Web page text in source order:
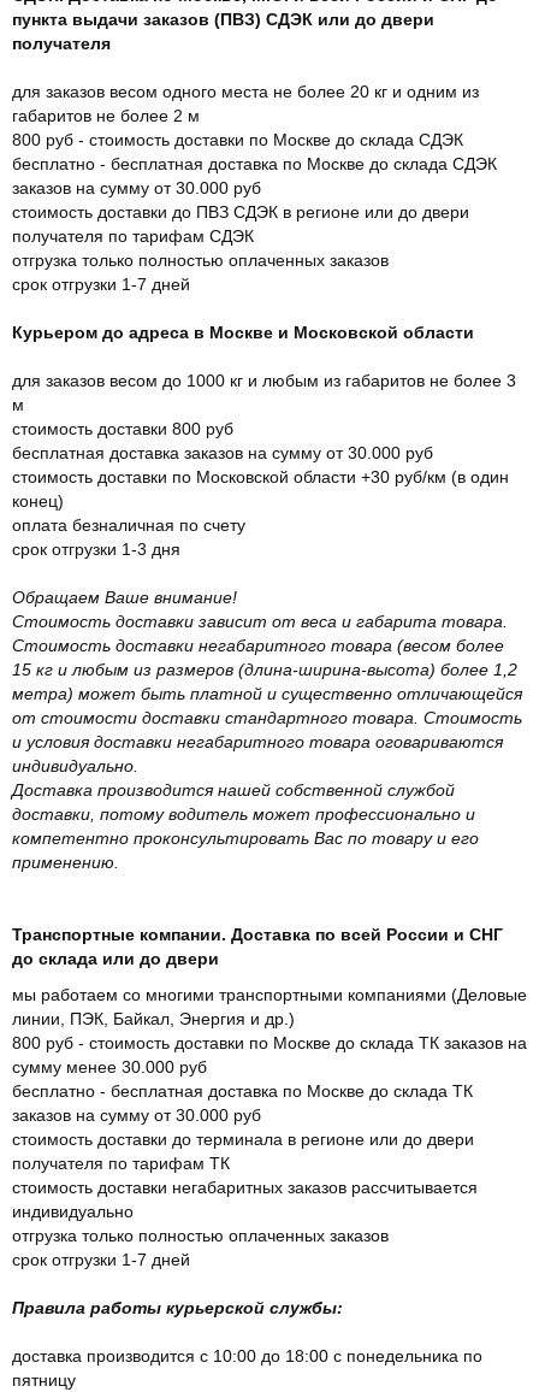
пункта выдачи заказов (ПВЗ) СДЭК или до двери
получателя
для заказов весом одного места не более 20 кг и одним из
габаритов не более 2 м
800 руб - стоимость доставки по Москве до склада СДЭК
бесплатно - бесплатная доставка по Москве до склада СДЭК
заказов на сумму от 30.000 руб
стоимость доставки до ПВЗ СДЭК в регионе или до двери
получателя по тарифам СДЭК
отгрузка только полностью оплаченных заказов
срок отгрузки 1-7 дней
Курьером до адреса в Москве и Московской области
для заказов весом до 1000 кг и любым из габаритов не более 3
м
стоимость доставки 800 руб
бесплатная доставка заказов на сумму от 30.000 руб
стоимость доставки по Московской области +30 руб/км (в один
конец)
оплата безналичная по счету
срок отгрузки 1-3 дня
Обращаем Ваше внимание!
Стоимость доставки зависит от веса и габарита товара.
Стоимость доставки негабаритного товара (весом более
15 кг и любым из размеров (длина-ширина-высота) более 1,2
метра) может быть платной и существенно отличающейся
от стоимости доставки стандартного товара. Стоимость
и условия доставки негабаритного товара оговариваются
индивидуально.
Доставка производится нашей собственной службой
доставки, потому водитель может профессионально и
компетентно проконсультировать Вас по товару и его
применению.
Транспортные компании. Доставка по всей России и СНГ
до склада или до двери
мы работаем со многими транспортными компаниями (Деловые
линии, ПЭК, Байкал, Энергия и др.)
800 руб - стоимость доставки по Москве до склада ТК заказов на
сумму менее 30.000 руб
бесплатно - бесплатная доставка по Москве до склада ТК
заказов на сумму от 30.000 руб
стоимость доставки до терминала в регионе или до двери
получателя по тарифам ТК
стоимость доставки негабаритных заказов рассчитывается
индивидуально
отгрузка только полностью оплаченных заказов
срок отгрузки 1-7 дней
Правила работы курьерской службы:
доставка производится с 10:00 до 18:00 с понедельника по
пятницу